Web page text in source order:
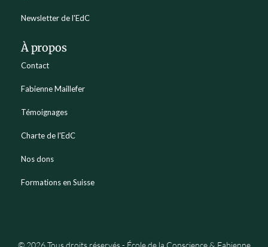
Newsletter de l'EdC
À propos
Contact
Fabienne Maillefer
Témoignages
Charte de l'EdC
Nos dons
Formations en Suisse
© 2026 Tous droits réservés - École de la Conscience & Fabienne